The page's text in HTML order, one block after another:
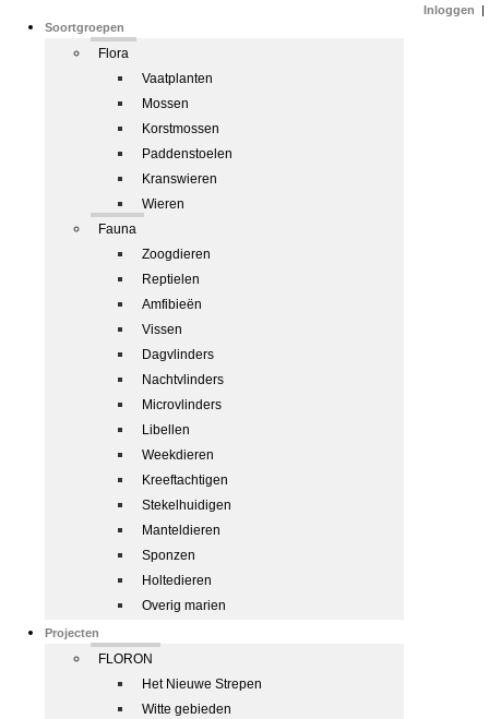
Soortgroepen
Flora
Vaatplanten
Mossen
Korstmossen
Paddenstoelen
Kranswieren
Wieren
Fauna
Zoogdieren
Reptielen
Amfibieën
Vissen
Dagvlinders
Nachtvlinders
Microvlinders
Libellen
Weekdieren
Kreeftachtigen
Stekelhuidigen
Manteldieren
Sponzen
Holtedieren
Overig marien
Projecten
FLORON
Het Nieuwe Strepen
Witte gebieden
Inloggen |